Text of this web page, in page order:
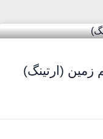
زمین (ارتینگ)